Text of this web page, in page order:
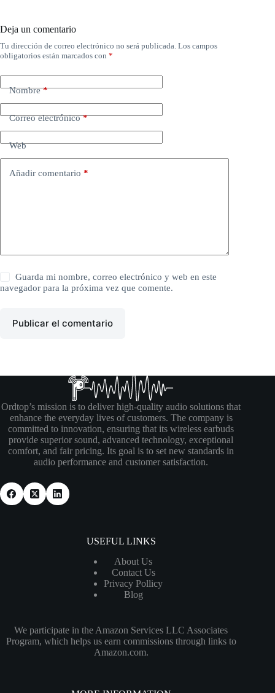
Deja un comentario
Tu dirección de correo electrónico no será publicada. Los campos
obligatorios están marcados con *
Nombre*
Correo electrónico*
Web
Añadir comentario *
Guarda mi nombre, correo electrónico y web en este
navegador para la próxima vez que comente.
Publicar el comentario
Ordtop’s mission is to deliver high-quality audio solutions that
enhance the everyday lives of customers. The company is
committed to innovation, ensuring that its wireless earbuds
provide superior sound, advanced technology, exceptional
comfort, and fair pricing. Its goal is to set new standards in
audio performance and customer satisfaction.
USEFUL LINKS
About Us
Contact Us
Privacy Pollicy
Blog
We participate in the Amazon Services LLC Associates
Program, which helps us earn commissions through links to
Amazon.com.